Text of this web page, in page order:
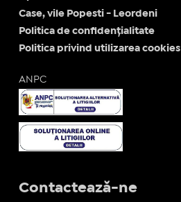
Case, vile Popesti - Leordeni
Politica de confidențialitate
Politica privind utilizarea cookies
ANPC
Contactează-ne